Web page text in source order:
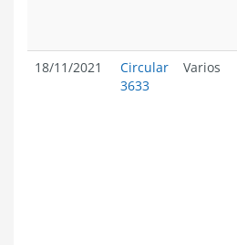
18/11/2021
Circular
3633
Varios